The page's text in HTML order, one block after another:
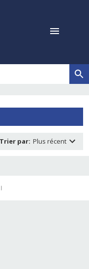
Trier par: Plus récent